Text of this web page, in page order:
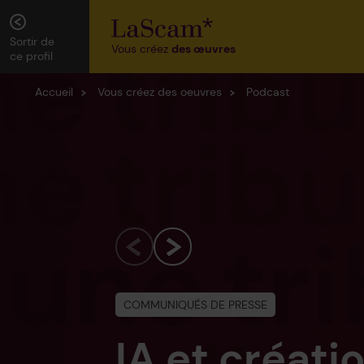
Sortir de
ce profil
Vous créez des œuvres
Accueil Vous créez des oeuvres Podcast
COMMUNIQUÉS DE PRESSE
PORTRAITS
COMMUNIQUÉS DE PRESSE
ÉVÈNEMENTS